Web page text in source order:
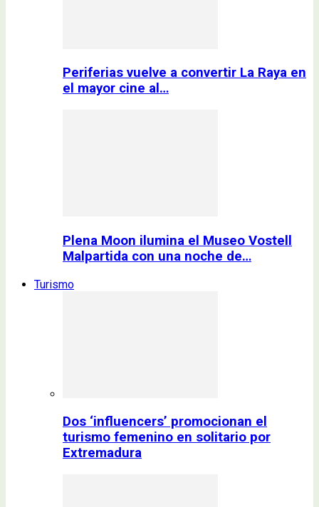
Periferias vuelve a convertir La Raya en
el mayor cine al…
Plena Moon ilumina el Museo Vostell
Malpartida con una noche de…
Turismo
Dos ‘influencers’ promocionan el
turismo femenino en solitario por
Extremadura